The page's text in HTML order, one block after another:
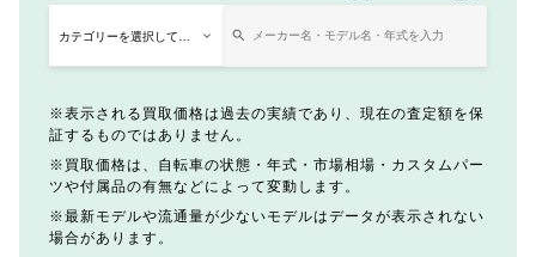
表示される買取価格は過去の実績であり、現在の査定額を保
証するものではありません。
買取価格は、自転車の状態・年式・市場相場・カスタムパー
ツや付属品の有無などによって変動します。
最新モデルや流通量が少ないモデルはデータが表示されない
場合があります。